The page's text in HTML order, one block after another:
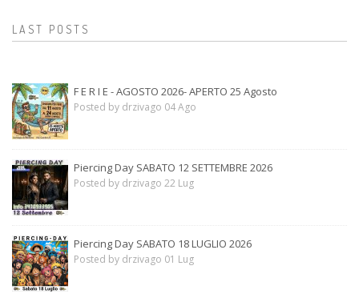
LAST POSTS
F E R I E - AGOSTO 2026- APERTO 25 Agosto
Posted by drzivago 04 Ago
Piercing Day SABATO 12 SETTEMBRE 2026
Posted by drzivago 22 Lug
Piercing Day SABATO 18 LUGLIO 2026
Posted by drzivago 01 Lug